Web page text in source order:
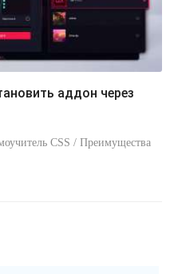
аддон через
CSS / Преимущества